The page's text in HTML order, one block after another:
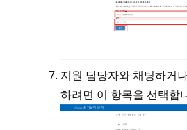
지원 담당자와 채팅하거
하려면 이 항목을 선택합